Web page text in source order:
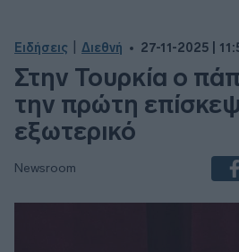
Ειδήσεις Διεθνή 27-11-2025 |
Στην Τουρκία ο
την πρώτη
εξωτερικό
Newsroom